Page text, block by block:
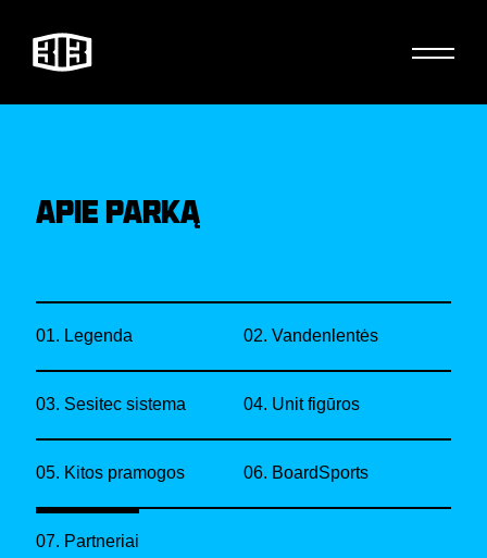
APIE PARKĄ
01. Legenda 02. Vandenlentės
03. Sesitec sistema 04. Unit figūros
05. Kitos pramogos 06. BoardSports
07. Partneriai